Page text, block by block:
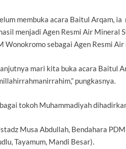
membuka acara Baitul Arqam,
menjadi Agen Resmi Air Mineral
Wonokromo sebagai Agen Resmi
mari kita buka acara Baitul
pungkasnya.
tokoh Muhammadiyah
Musa Abdullah, Bendahara
Tayamum, Mandi Besar).